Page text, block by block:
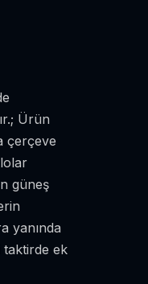
Ürün
çerçeve
güneş
yanında
taktirde ek